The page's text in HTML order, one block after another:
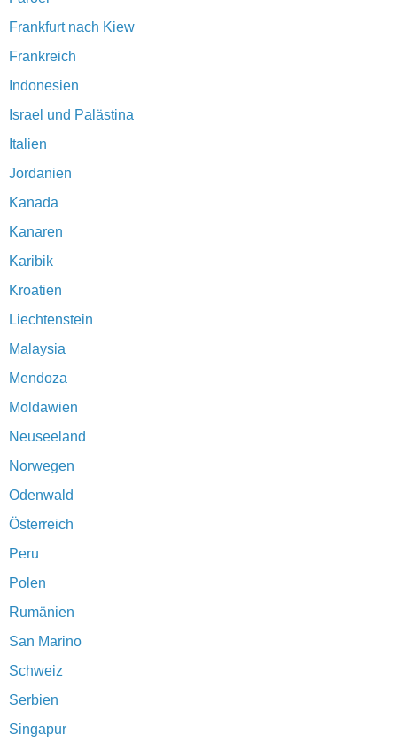
Frankfurt nach Kiew
Frankreich
Indonesien
Israel und Palästina
Italien
Jordanien
Kanada
Kanaren
Karibik
Kroatien
Liechtenstein
Malaysia
Mendoza
Moldawien
Neuseeland
Norwegen
Odenwald
Österreich
Peru
Polen
Rumänien
San Marino
Schweiz
Serbien
Singapur